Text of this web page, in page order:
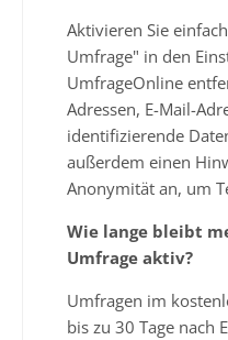
Aktivieren Sie
Umfrage" in den
UmfrageOnline
Adressen, E-Mail-
identifizierende
außerdem einen
Anonymität an, um
Wie lange bleibt
Umfrage aktiv?
Umfragen im
bis zu 30 Tage nach